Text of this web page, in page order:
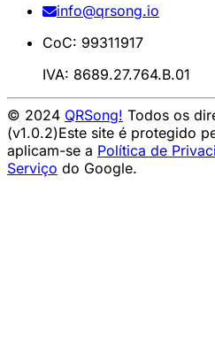
info@qrsong.io
CoC: 99311917
IVA: 8689.27.764.B.01
© 2024 QRSong! Todos os
(v1.0.2)Este site é protegido
aplicam-se a Política de
Serviço do Google.